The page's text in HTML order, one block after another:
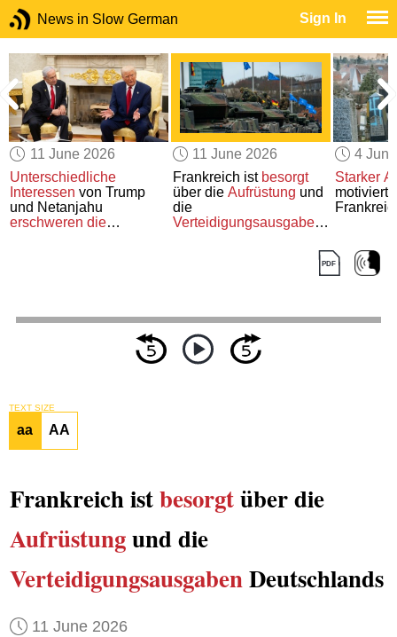
News in Slow German Sign In
11 June 2026
Unterschiedliche
Interessen von Trump
und Netanjahu
erschweren die
11 June 2026
Frankreich ist besorgt
über die Aufrüstung und
die
Verteidigungsausgaben
4
Starker
TEXT SIZE
aa AA
Frankreich istbesorgtüber die
Aufrüstungund die
VerteidigungsausgabenDeutschlands
11 June 2026